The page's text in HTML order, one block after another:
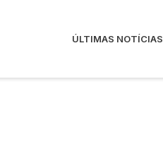
ÚLTIMAS NOTÍCIAS